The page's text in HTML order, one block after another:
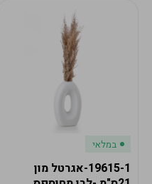
במלאי
19615-1-אגרטל מון